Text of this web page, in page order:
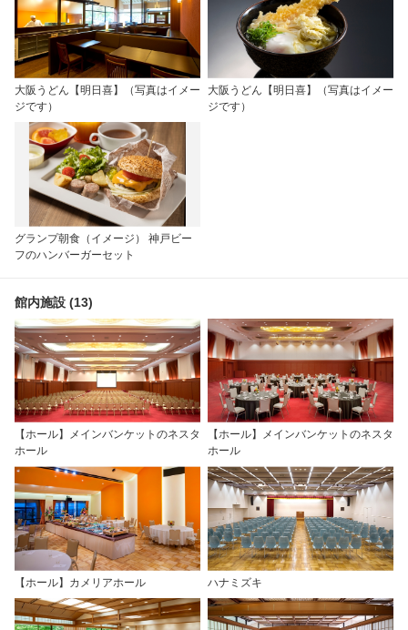
大阪うどん【明日喜】（写真はイメー
ジです）
大阪うどん【明日喜】（写真はイメー
ジです）
グランプ朝食（イメージ） 神戸ビー
フのハンバーガーセット
館内施設 (13)
【ホール】メインバンケットのネスタ
ホール
【ホール】メインバンケットのネスタ
ホール
【ホール】カメリアホール ハナミズキ